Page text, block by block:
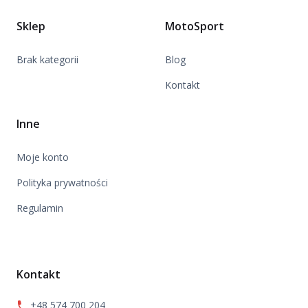
Sklep
Brak kategorii
MotoSport
Blog
Kontakt
Inne
Moje konto
Polityka prywatności
Regulamin
Kontakt
+48 574 700 204